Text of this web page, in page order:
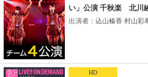
い」公演 千秋楽 北川
出演者：込山榛香 村山彩
HD